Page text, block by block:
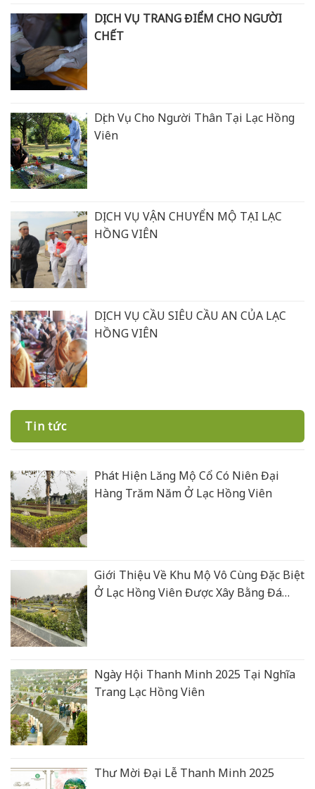
DỊCH VỤ TRANG ĐIỂM CHO NGƯỜI
CHẾT
Dịch Vụ Cho Người Thân Tại Lạc Hồng
Viên
DỊCH VỤ VẬN CHUYỂN MỘ TẠI LẠC
HỒNG VIÊN
DỊCH VỤ CẦU SIÊU CẦU AN CỦA LẠC
HỒNG VIÊN
Tin tức
Phát Hiện Lăng Mộ Cổ Có Niên Đại
Hàng Trăm Năm Ở Lạc Hồng Viên
Giới Thiệu Về Khu Mộ Vô Cùng Đặc Biệt
Ở Lạc Hồng Viên Được Xây Bằng Đá
Ngày Hội Thanh Minh 2025 Tại Nghĩa
Trang Lạc Hồng Viên
Thư Mời Đại Lễ Thanh Minh 2025